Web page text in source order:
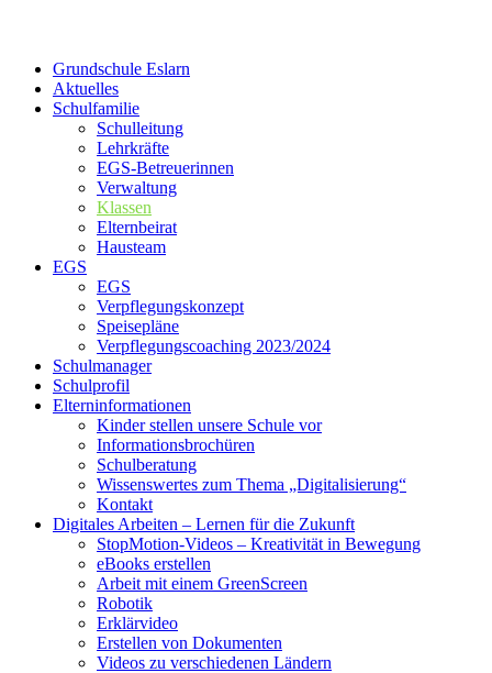
Grundschule Eslarn
Aktuelles
Schulfamilie
Schulleitung
Lehrkräfte
EGS-Betreuerinnen
Verwaltung
Klassen
Elternbeirat
Hausteam
EGS
EGS
Verpflegungskonzept
Speisepläne
Verpflegungscoaching 2023/2024
Schulmanager
Schulprofil
Elterninformationen
Kinder stellen unsere Schule vor
Informationsbrochüren
Schulberatung
Wissenswertes zum Thema „Digitalisierung“
Kontakt
Digitales Arbeiten – Lernen für die Zukunft
StopMotion-Videos – Kreativität in Bewegung
eBooks erstellen
Arbeit mit einem GreenScreen
Robotik
Erklärvideo
Erstellen von Dokumenten
Videos zu verschiedenen Ländern